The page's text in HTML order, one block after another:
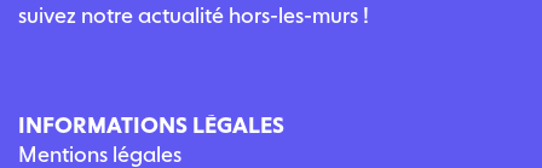
suivez notre actualité hors-les-murs !
INFORMATIONS LÉGALES
Mentions légales